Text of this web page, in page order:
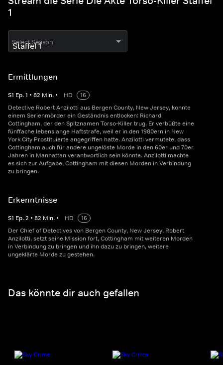
1
Select Season
Ermittlungen
S1 Ep.1 • 82 Min. • HD
16
Detective Robert Anzilotti aus Bergen County, New Jersey, konnte
einem Serienmörder ein Geständnis entlocken: Richard
Cottingham, der den Spitznamen Torso-Killer trug. Er verbüßte eine
fünffache lebenslange Haftstrafe, weil er in den 1980ern in New
York City Prostituierte angegriffen hatte. Anzilotti vermutete, dass
Cottingham auch für andere ungelöste Morde in den 60er und 70er
Jahren in Manhattan verantwortlich sein könnte. Anzilotti machte
es sich zur Aufgabe, Cottingham mit diesen Morden in Verbindung
zu bringen.
Erkenntnisse
S1 Ep.2 • 82 Min. • HD
16
Der Chief of Detectives von Bergen County, New Jersey, Robert
Anzilotti, setzt seine Mission fort, Cottingham mit weiteren Morden
in Verbindung zu bringen und ihn dazu zu bringen, weitere
ungeklärte Morde zu gestehen.
Das könnte dir auch gefallen